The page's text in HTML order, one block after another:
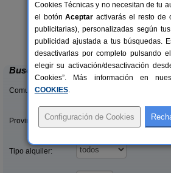
Hotel Rural Gurutzeberri
Oiartzun (Guipúzcoa)
Buscar
Comunidades:
Provincias/Islas:
Tipo alquiler:
Cookies Técnicas y no necesitan de tu
el botónAceptar activarás el resto de
publicitarias), personalizadas según
publicidad ajustada a tus búsquedas.
desactivarlas por completo pulsando
elegir su activación/desactivación
Cookies”. Más información en
COOKIES.